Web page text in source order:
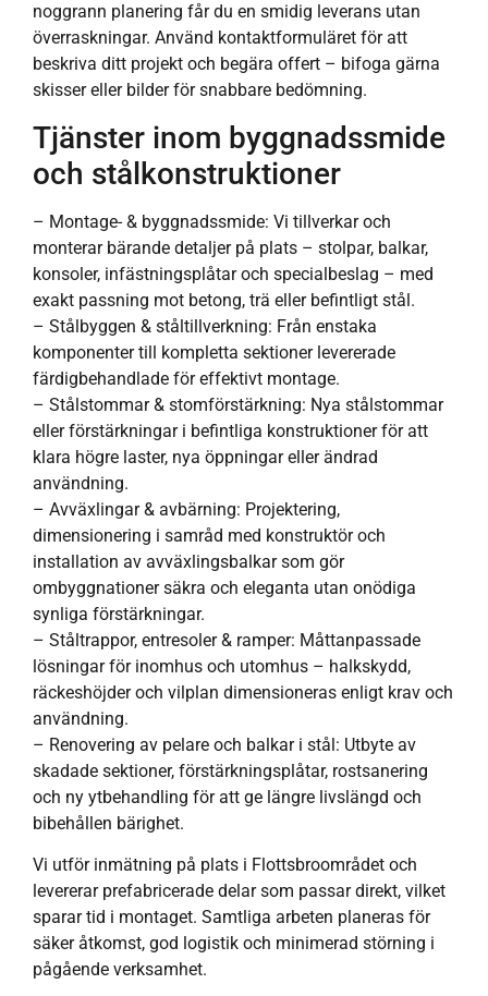
noggrann planering får du en smidig leverans utan
överraskningar. Använd kontaktformuläret för att
beskriva ditt projekt och begära offert – bifoga gärna
skisser eller bilder för snabbare bedömning.
Tjänster inom byggnadssmide
och stålkonstruktioner
– Montage- & byggnadssmide: Vi tillverkar och
monterar bärande detaljer på plats – stolpar, balkar,
konsoler, infästningsplåtar och specialbeslag – med
exakt passning mot betong, trä eller befintligt stål.
– Stålbyggen & ståltillverkning: Från enstaka
komponenter till kompletta sektioner levererade
färdigbehandlade för effektivt montage.
– Stålstommar & stomförstärkning: Nya stålstommar
eller förstärkningar i befintliga konstruktioner för att
klara högre laster, nya öppningar eller ändrad
användning.
– Avväxlingar & avbärning: Projektering,
dimensionering i samråd med konstruktör och
installation av avväxlingsbalkar som gör
ombyggnationer säkra och eleganta utan onödiga
synliga förstärkningar.
– Ståltrappor, entresoler & ramper: Måttanpassade
lösningar för inomhus och utomhus – halkskydd,
räckeshöjder och vilplan dimensioneras enligt krav och
användning.
– Renovering av pelare och balkar i stål: Utbyte av
skadade sektioner, förstärkningsplåtar, rostsanering
och ny ytbehandling för att ge längre livslängd och
bibehållen bärighet.
Vi utför inmätning på plats i Flottsbroområdet och
levererar prefabricerade delar som passar direkt, vilket
sparar tid i montaget. Samtliga arbeten planeras för
säker åtkomst, god logistik och minimerad störning i
pågående verksamhet.